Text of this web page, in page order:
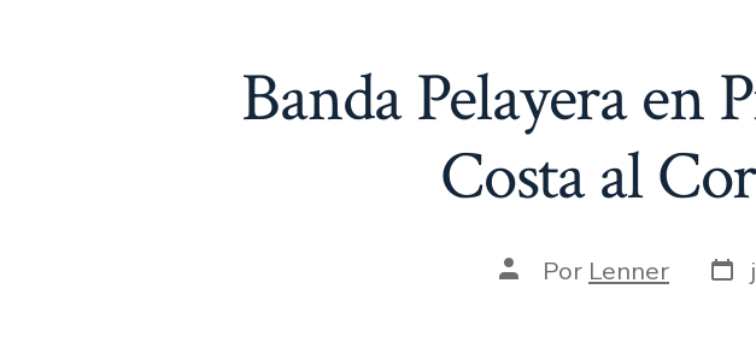
Banda Pelayera en
Costa al
AutorPor Lenner
de